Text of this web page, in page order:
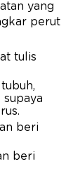
yang
perut
tulis
supaya
beri
beri